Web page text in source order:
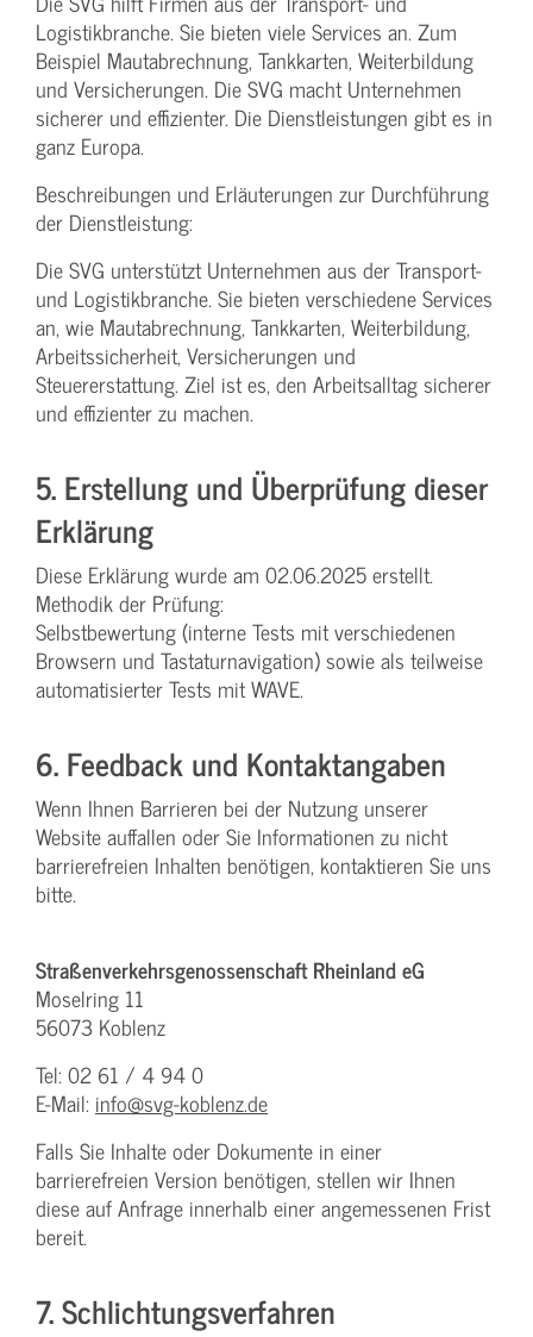
Logistikbranche. Sie bieten viele Services an. Zum
Beispiel Mautabrechnung, Tankkarten, Weiterbildung
und Versicherungen. Die SVG macht Unternehmen
sicherer und effizienter. Die Dienstleistungen gibt es in
ganz Europa.
Beschreibungen und Erläuterungen zur Durchführung
der Dienstleistung:
Die SVG unterstützt Unternehmen aus der Transport-
und Logistikbranche. Sie bieten verschiedene Services
an, wie Mautabrechnung, Tankkarten, Weiterbildung,
Arbeitssicherheit, Versicherungen und
Steuererstattung. Ziel ist es, den Arbeitsalltag sicherer
und effizienter zu machen.
5. Erstellung und Überprüfung dieser
Erklärung
Diese Erklärung wurde am 02.06.2025 erstellt.
Methodik der Prüfung:
Selbstbewertung (interne Tests mit verschiedenen
Browsern und Tastaturnavigation) sowie als teilweise
automatisierter Tests mit WAVE.
6. Feedback und Kontaktangaben
Wenn Ihnen Barrieren bei der Nutzung unserer
Website auffallen oder Sie Informationen zu nicht
barrierefreien Inhalten benötigen, kontaktieren Sie uns
bitte.
Straßenverkehrsgenossenschaft Rheinland eG
Moselring 11
56073 Koblenz
Tel: 02 61 / 4 94 0
E-Mail: info@svg-koblenz.de
Falls Sie Inhalte oder Dokumente in einer
barrierefreien Version benötigen, stellen wir Ihnen
diese auf Anfrage innerhalb einer angemessenen Frist
bereit.
7. Schlichtungsverfahren